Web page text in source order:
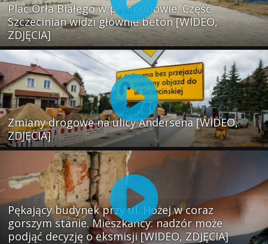
Plac Orła Białego w przebudowie. Część
Szczecinian widzi głównie beton [WIDEO,
ZDJĘCIA]
Zmiany drogowe na ulicy Andersena [WIDEO,
ZDJĘCIA]
Pękający budynek przy ul. Hożej w coraz
gorszym stanie. Mieszkańcy: nadzór może
podjąć decyzję o eksmisji [WIDEO, ZDJĘCIA]